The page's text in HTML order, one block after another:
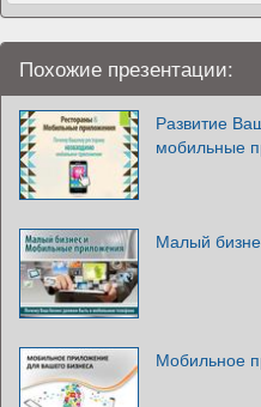
Похожие презентации:
Развитие
мобильные
Малый
Мобильное